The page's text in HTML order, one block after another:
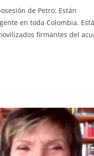
de Petro: Están
en toda Colombia.
firmantes del